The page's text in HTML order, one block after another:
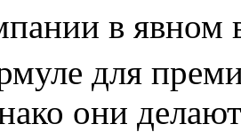
в явном
для
они